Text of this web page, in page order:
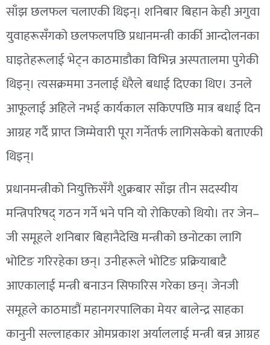
साँझ छलफल चलाएकी थिइन्। शनिबार बिहान केही अगुवा
युवाहरूसँगको छलफलपछि प्रधानमन्त्री कार्की आन्दोलनका
घाइतेहरूलाई भेट्न काठमाडौका विभिन्न अस्पतालमा पुगेकी
थिइन्। त्यसक्रममा उनलाई धेरैले बधाई दिएका थिए। उनले
आफूलाई अहिले नभई कार्यकाल सकिएपछि मात्र बधाई दिन
आग्रह गर्दै प्राप्त जिम्मेवारी पूरा गर्नेतर्फ लागिसकेको बताएकी
थिइन्।
प्रधानमन्त्रीको नियुक्तिसँगै शुक्रबार साँझ तीन सदस्यीय
मन्त्रिपरिषद् गठन गर्ने भने पनि यो रोकिएको थियो। तर जेन–
जी समूहले शनिबार बिहानैदेखि मन्त्रीको छनोटका लागि
भोटिङ गरिरहेका छन्। उनीहरूले भोटिङ प्रक्रियाबाटै
आएकालाई मन्त्री बनाउन सिफारिस गरेका छन्। जेनजी
समूहले काठमाडौं महानगरपालिका मेयर बालेन्द्र साहका
कानुनी सल्लाहकार ओमप्रकाश अर्याललाई मन्त्री बन्न आग्रह